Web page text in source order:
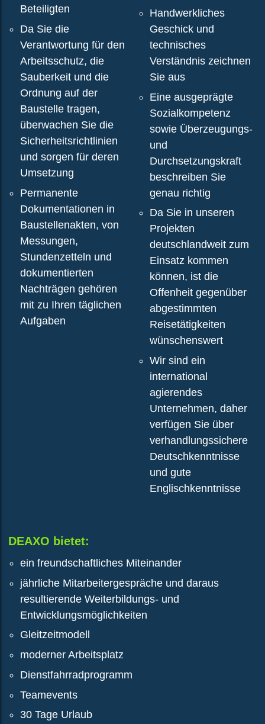
Beteiligten
Da Sie die
Verantwortung für den
Arbeitsschutz, die
Sauberkeit und die
Ordnung auf der
Baustelle tragen,
überwachen Sie die
Sicherheitsrichtlinien
und sorgen für deren
Umsetzung
Permanente
Dokumentationen in
Baustellenakten, von
Messungen,
Stundenzetteln und
dokumentierten
Nachträgen gehören
mit zu Ihren täglichen
Aufgaben
Handwerkliches
Geschick und
technisches
Verständnis zeichnen
Sie aus
Eine ausgeprägte
Sozialkompetenz
sowie Überzeugungs-
und
Durchsetzungskraft
beschreiben Sie
genau richtig
Da Sie in unseren
Projekten
deutschlandweit zum
Einsatz kommen
können, ist die
Offenheit gegenüber
abgestimmten
Reisetätigkeiten
wünschenswert
Wir sind ein
international
agierendes
Unternehmen, daher
verfügen Sie über
verhandlungssichere
Deutschkenntnisse
und gute
Englischkenntnisse
DEAXO bietet:
ein freundschaftliches Miteinander
jährliche Mitarbeitergespräche und daraus
resultierende Weiterbildungs- und
Entwicklungsmöglichkeiten
Gleitzeitmodell
moderner Arbeitsplatz
Dienstfahrradprogramm
Teamevents
30 Tage Urlaub